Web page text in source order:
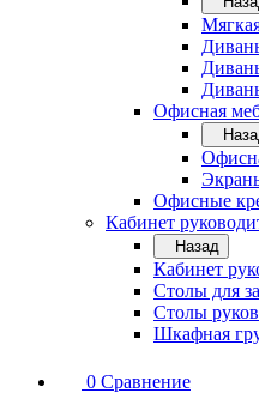
Офисная
Офисные
Кабинет
Назад
Кабинет
Столы для
Столы
Шкафная
0 Сравнение